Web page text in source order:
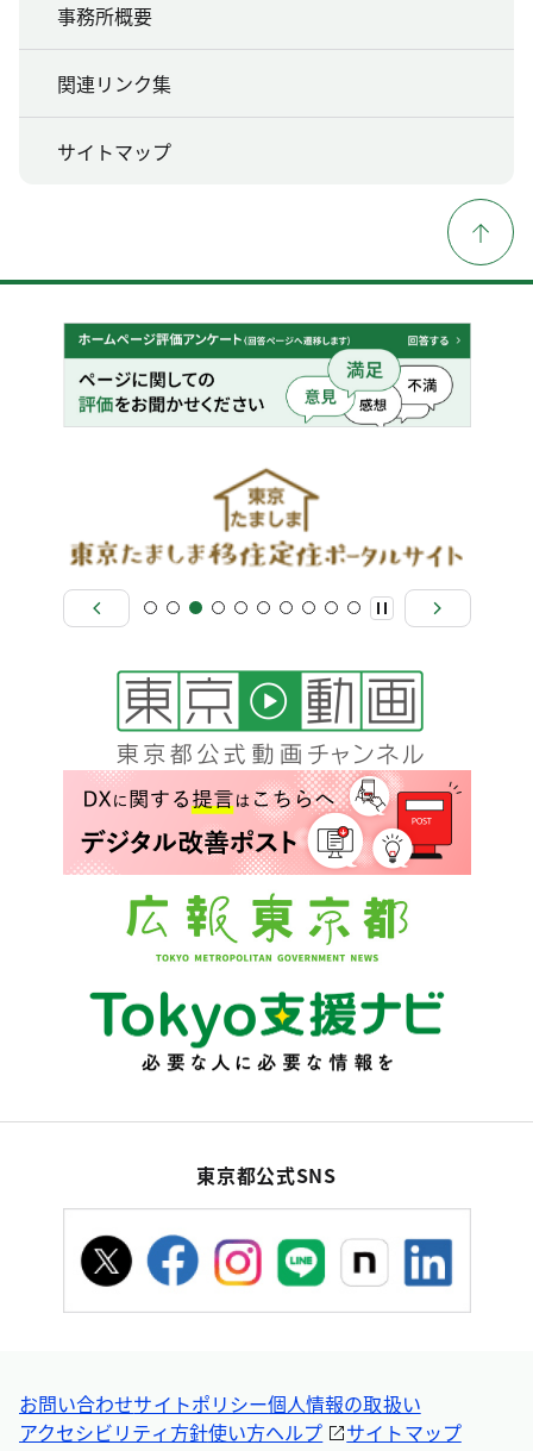
事務所概要
関連リンク集
サイトマップ
東京都公式SNS
お問い合わせサイトポリシー個人情報の取扱い
アクセシビリティ方針使い方ヘルプ サイトマップ